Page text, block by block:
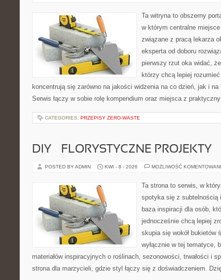
Ta witryna to obszerny
w którym centralne
związane z pracą lekarza
eksperta od doboru
pierwszy rzut oka widać,
którzy chcą lepiej
koncentrują się zarówno na jakości widzenia na co dzień, jak i na
Serwis łączy w sobie rolę kompendium oraz miejsca z
CATEGORIES: PRZEPISY ZERO-WASTE
DIY – FLORYSTYCZNE PROJEKTY
POSTED BY ADMIN KWI - 8 - 2026 MOŻLIWOŚĆ
Ta strona to serwis, w
spotyka się z subtelnością
baza inspiracji dla osób,
jednocześnie chcą lepiej
skupia się wokół bukietów
wyłącznie w tej tematyce,
materiałów inspiracyjnych o roślinach, sezonowości, trwałości i
strona dla marzycieli, gdzie styl łączy się z doświadczeniem.